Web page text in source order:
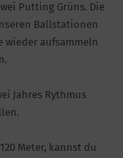
Putting Grüns. Die
Ballstationen
wieder aufsammeln
Jahres Rythmus
Meter, kannst du